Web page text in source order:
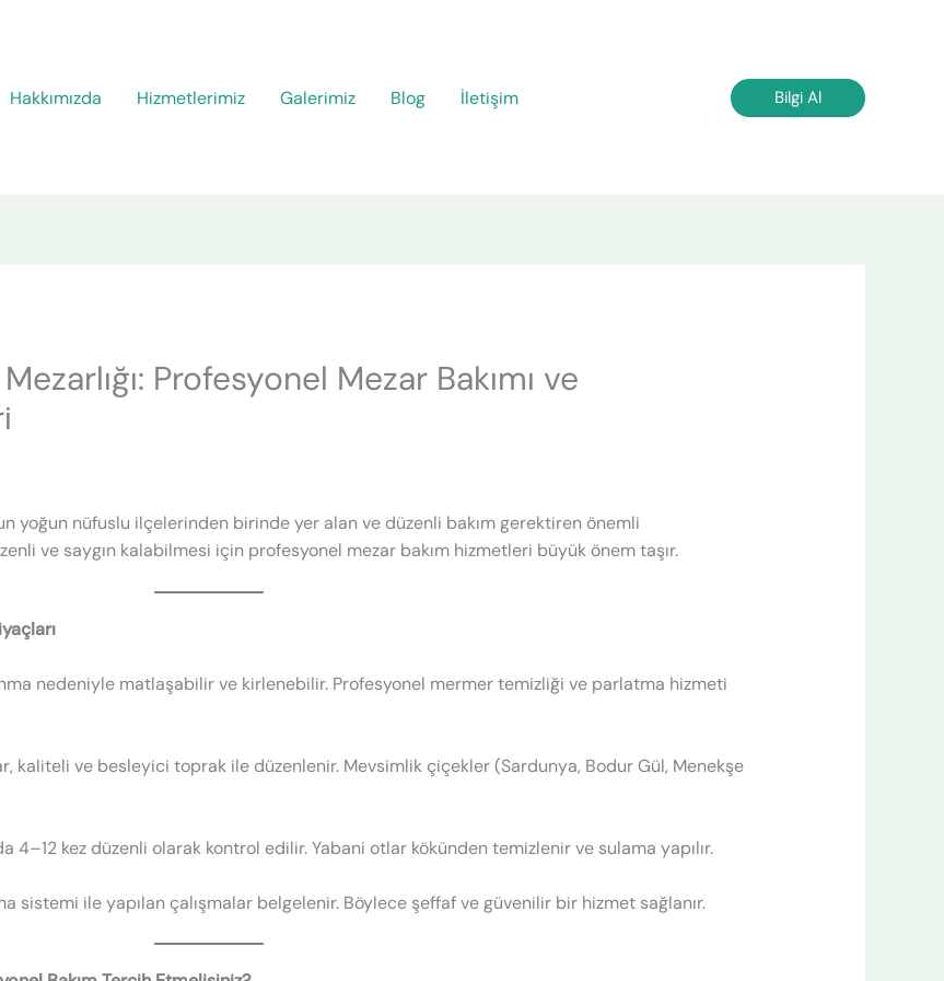
Hakkımızda Hizmetlerimiz Galerimiz Blog İletişim Bilgi Al
Profesyonel Mezar Bakımı ve
yoğun nüfuslu ilçelerinden birinde yer alan ve düzenli bakım gerektiren önemli
ve saygın kalabilmesi için profesyonel mezar bakım hizmetleri büyük önem taşır.
nedeniyle matlaşabilir ve kirlenebilir. Profesyonel mermer temizliği ve parlatma hizmeti
kaliteli ve besleyici toprak ile düzenlenir. Mevsimlik çiçekler (Sardunya, Bodur Gül, Menekşe
4–12 kez düzenli olarak kontrol edilir. Yabani otlar kökünden temizlenir ve sulama yapılır.
sistemi ile yapılan çalışmalar belgelenir. Böylece şeffaf ve güvenilir bir hizmet sağlanır.